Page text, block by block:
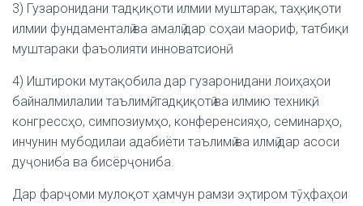
3) Гузаронидани тадқиқоти илмии муштарак, таҳқиқоти
илмии фундаменталӣ ва амалӣ дар соҳаи маориф, татбиқи
муштараки фаъолияти инноватсионӣ.
4) Иштироки мутақобила дар гузаронидани лоиҳаҳои
байналмилалии таълимӣ, тадқиқотӣ ва илмию техникӣ,
конгрессҳо, симпозиумҳо, конференсияҳо, семинарҳо,
инчунин мубодилаи адабиёти таълимӣ ва илмӣ дар асоси
дуҷониба ва бисёрҷониба.
Дар фарҷоми мулоқот ҳамчун рамзи эҳтиром тӯҳфаҳои